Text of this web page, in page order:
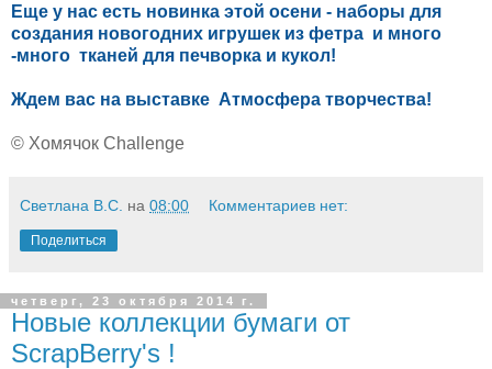
Еще у нас есть новинка этой осени - наборы для
создания новогодних игрушек из фетра и много
-много тканей для печворка и кукол!
Ждем вас на выставке Атмосфера творчества!
© Хомячок Challenge
Светлана В.С. на 08:00 Комментариев нет:
Поделиться
четверг, 23 октября 2014 г.
Новые коллекции бумаги от
ScrapBerry's !